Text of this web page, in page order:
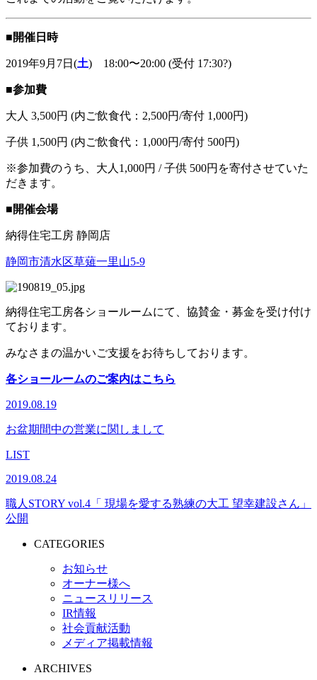
■開催日時
2019年9月7日(土) 18:00〜20:00 (受付 17:30?)
■参加費
大人 3,500円 (内ご飲食代：2,500円/寄付 1,000円)
子供 1,500円 (内ご飲食代：1,000円/寄付 500円)
※参加費のうち、大人1,000円 / 子供 500円を寄付させていた
だきます。
■開催会場
納得住宅工房 静岡店
静岡市清水区草薙一里山5-9
納得住宅工房各ショールームにて、協賛金・募金を受け付け
ております。
みなさまの温かいご支援をお待ちしております。
各ショールームのご案内はこちら
2019.08.19
お盆期間中の営業に関しまして
LIST
2019.08.24
職人STORY vol.4「 現場を愛する熟練の大工 望幸建設さん」
公開
CATEGORIES
お知らせ
オーナー様へ
ニュースリリース
IR情報
社会貢献活動
メディア掲載情報
ARCHIVES